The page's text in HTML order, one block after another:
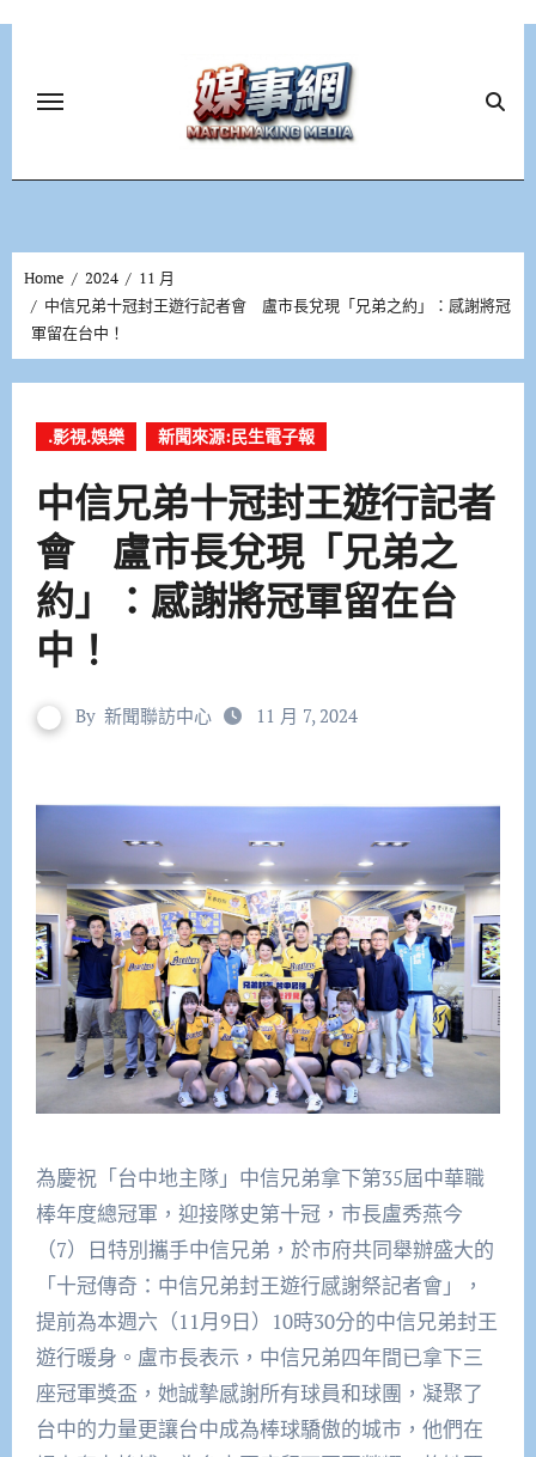
Home 2024
11 月
中信兄弟十冠封王遊行記者會 盧市長兌現「兄弟之約」：感謝將冠
軍留在台中！
.影視.娛樂 新聞來源:民生電子報
中信兄弟十冠封王遊行記者
會 盧市長兌現「兄弟之
約」：感謝將冠軍留在台
中！
By 新聞聯訪中心 11 月 7, 2024
為慶祝「台中地主隊」中信兄弟拿下第35屆中華職
棒年度總冠軍，迎接隊史第十冠，市長盧秀燕今
（7）日特別攜手中信兄弟，於市府共同舉辦盛大的
「十冠傳奇：中信兄弟封王遊行感謝祭記者會」，
提前為本週六（11月9日）10時30分的中信兄弟封王
遊行暖身。盧市長表示，中信兄弟四年間已拿下三
座冠軍獎盃，她誠摯感謝所有球員和球團，凝聚了
台中的力量更讓台中成為棒球驕傲的城市，他們在